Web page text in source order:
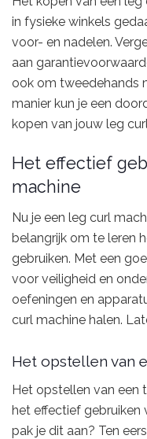
in fysieke winkels
voor- en nadelen.
aan
ook om tweedehands
manier kun je een
kopen van jouw leg
Het effectief
machine
Nu je een leg curl
belangrijk om te leren
gebruiken. Met een
voor veiligheid en
oefeningen en
curl machine halen.
Het opstellen van
Het opstellen van een
het effectief gebruiken
pak je dit aan? Ten